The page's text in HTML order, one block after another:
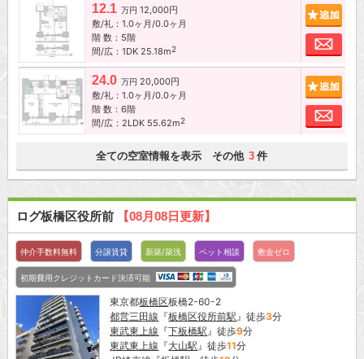
12.1 万円 12,000円
敷/礼：1.0ヶ月/0.0ヶ月
階 数：5階
間/広：1DK 25.18m2
お
24.0 万円 20,000円
敷/礼：1.0ヶ月/0.0ヶ月
階 数：6階
間/広：2LDK 55.62m2
お
全ての空室情報を表示 その他 3 件
ログ板橋区役所前 【08月08日更新】
仲介手数料無料 分譲賃貸 新築/築浅 ペット相談 敷金ゼロ
初期費用クレジットカード決済可能
東京都板橋区板橋2-60-2
都営三田線 『板橋区役所前駅 』徒歩3分
東武東上線 『下板橋駅 』徒歩9分
東武東上線 『大山駅 』徒歩11分